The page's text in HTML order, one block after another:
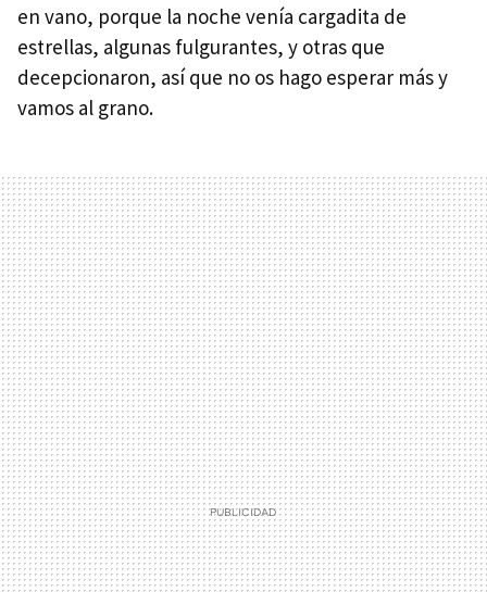
en vano, porque la noche venía cargadita de
estrellas, algunas fulgurantes, y otras que
decepcionaron, así que no os hago esperar más y
vamos al grano.